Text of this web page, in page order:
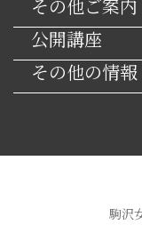
その他ご案内
公開講座
その他の情報
駒沢